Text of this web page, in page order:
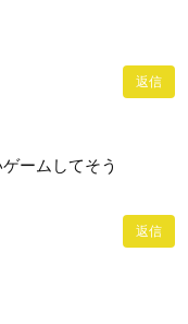
返信
ームしてそう
返信